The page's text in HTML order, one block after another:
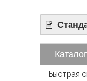
Быстрая